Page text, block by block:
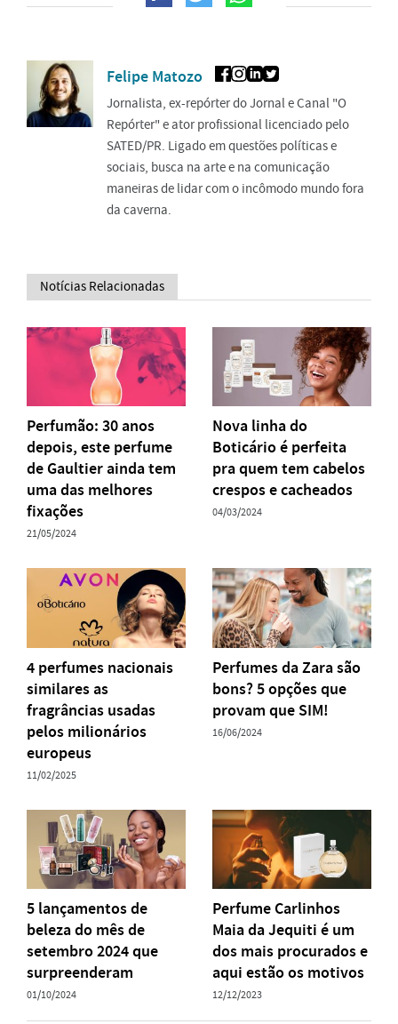
Felipe Matozo
Jornalista, ex-repórter do Jornal e Canal "O
Repórter" e ator profissional licenciado pelo
SATED/PR. Ligado em questões políticas e
sociais, busca na arte e na comunicação
maneiras de lidar com o incômodo mundo fora
da caverna.
Notícias Relacionadas
Perfumão: 30 anos
depois, este perfume
de Gaultier ainda tem
uma das melhores
fixações
21/05/2024
Nova linha do
Boticário é perfeita
pra quem tem cabelos
crespos e cacheados
04/03/2024
4 perfumes nacionais
similares as
fragrâncias usadas
pelos milionários
europeus
11/02/2025
Perfumes da Zara são
bons? 5 opções que
provam que SIM!
16/06/2024
5 lançamentos de
beleza do mês de
setembro 2024 que
surpreenderam
01/10/2024
Perfume Carlinhos
Maia da Jequiti é um
dos mais procurados e
aqui estão os motivos
12/12/2023